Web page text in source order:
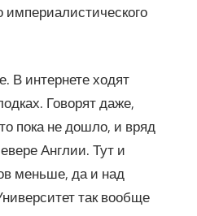
В интернете ходят
Говорят даже,
пока не дошло, и вряд
Англии. Тут и
меньше, да и над
так вообще